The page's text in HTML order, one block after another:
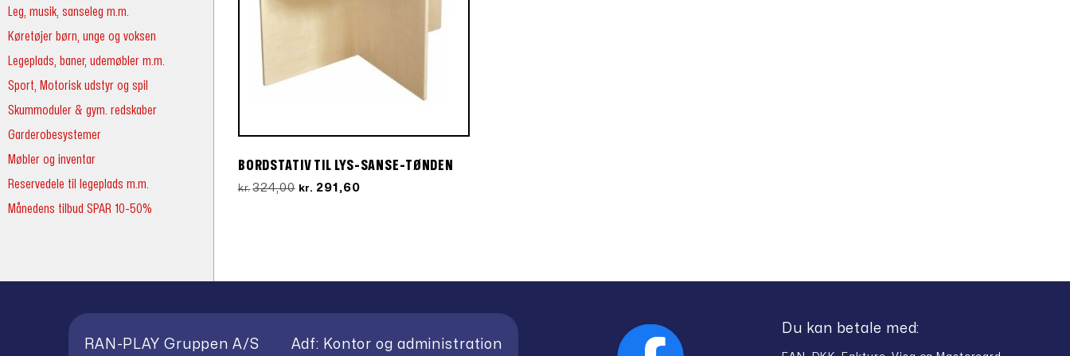
Leg, musik, sanseleg m.m.
Køretøjer børn, unge og voksen
Legeplads, baner, udemøbler m.m.
Sport, Motorisk udstyr og spil
Skummoduler & gym. redskaber
Garderobesystemer
Møbler og inventar
Reservedele til legeplads m.m.
Månedens tilbud SPAR 10-50%
BORDSTATIV TIL LYS-SANSE-TØNDEN
kr. 324,00 Den
kr. 291,60Den
RAN-PLAY Gruppen A/S Adf: Kontor og administration
Du kan betale med: